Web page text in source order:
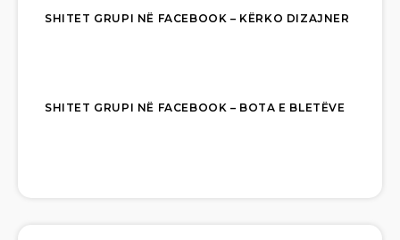
SHITET GRUPI NË FACEBOOK – KËRKO DIZAJNER
SHITET GRUPI NË FACEBOOK – BOTA E BLETËVE